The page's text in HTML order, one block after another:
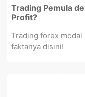
Trading Pemula
Profit?
Trading forex
faktanya disini!